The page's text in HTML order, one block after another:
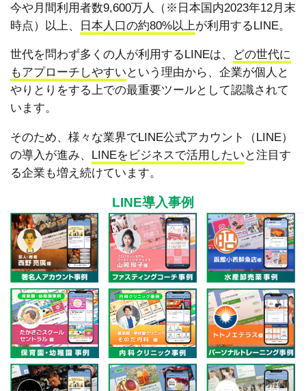
今や月間利用者数9,600万人（※日本国内2023年12月末
時点）以上、
日本人口の約80%以上が利用するLINE。
世代を問わず多くの人が利用するLINEは、
どの世代に
もアプローチしやすい という理由から、企業が個人と
やりとりをする上での最重要ツールとして認識されて
います。
そのため、様々な業界でLINE公式アカウント（LINE）
の導入が進み、 LINEをビジネスで活用したい と注目す
る企業も増え続けています。
LINE導入事例